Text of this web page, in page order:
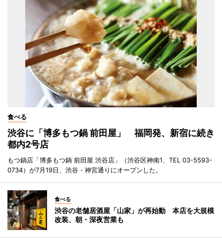
食べる
渋谷に「博多もつ鍋 前田屋」 福岡発、新宿に続き
都内2号店
もつ鍋店「博多もつ鍋 前田屋 渋谷店」（渋谷区神南1、TEL 03-5593-
0734）が7月19日、渋谷・神宮通りにオープンした。
食べる
渋谷の老舗居酒屋「山家」が再始動 本店を大規模
改装、朝・深夜営業も